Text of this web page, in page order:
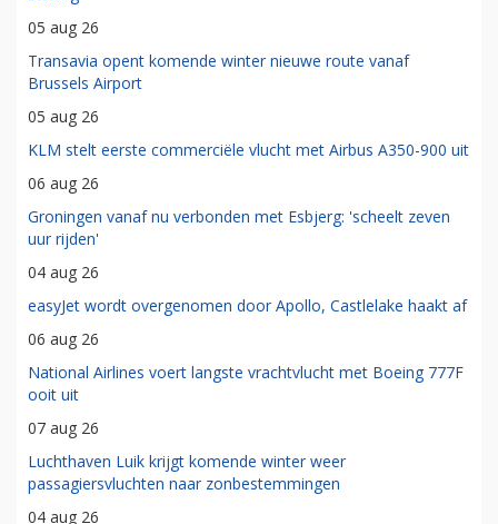
05 aug 26
Transavia opent komende winter nieuwe route vanaf
Brussels Airport
05 aug 26
KLM stelt eerste commerciële vlucht met Airbus A350-900 uit
06 aug 26
Groningen vanaf nu verbonden met Esbjerg: 'scheelt zeven
uur rijden'
04 aug 26
easyJet wordt overgenomen door Apollo, Castlelake haakt af
06 aug 26
National Airlines voert langste vrachtvlucht met Boeing 777F
ooit uit
07 aug 26
Luchthaven Luik krijgt komende winter weer
passagiersvluchten naar zonbestemmingen
04 aug 26